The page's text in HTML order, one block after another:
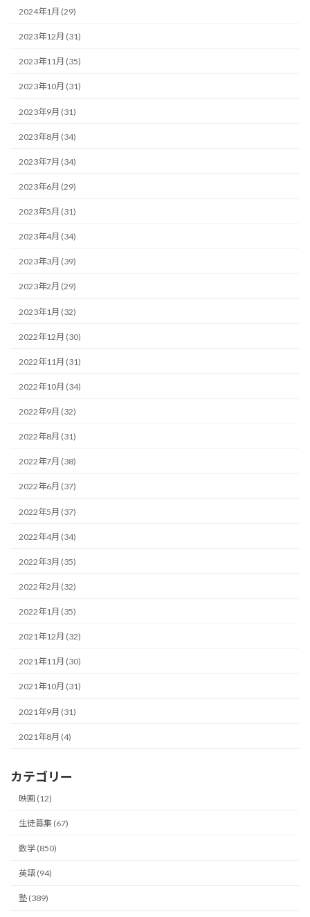
2024年1月 (29)
2023年12月 (31)
2023年11月 (35)
2023年10月 (31)
2023年9月 (31)
2023年8月 (34)
2023年7月 (34)
2023年6月 (29)
2023年5月 (31)
2023年4月 (34)
2023年3月 (39)
2023年2月 (29)
2023年1月 (32)
2022年12月 (30)
2022年11月 (31)
2022年10月 (34)
2022年9月 (32)
2022年8月 (31)
2022年7月 (38)
2022年6月 (37)
2022年5月 (37)
2022年4月 (34)
2022年3月 (35)
2022年2月 (32)
2022年1月 (35)
2021年12月 (32)
2021年11月 (30)
2021年10月 (31)
2021年9月 (31)
2021年8月 (4)
カテゴリー
映画 (12)
生徒募集 (67)
数学 (850)
英語 (94)
塾 (389)